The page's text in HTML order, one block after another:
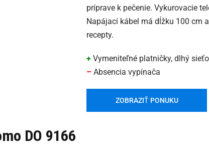
príprave k pečenie. Vykurovacie
Napájací kábel má dĺžku 100 cm
recepty.
+ Vymeniteľné platničky, dlhý
– Absencia vypínača
ZOBRAZIŤ PONUKU
DO 9166